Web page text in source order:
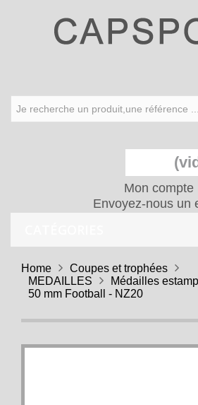
Mon compte
Envoyez-nous un
Home
Coupes et trophées
MEDAILLES
Médailles
50 mm Football - NZ20